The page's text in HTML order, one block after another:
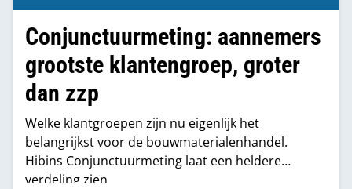
Conjunctuurmeting: aannemers
grootste klantengroep, groter
dan zzp
Welke klantgroepen zijn nu eigenlijk het
belangrijkst voor de bouwmaterialenhandel.
Hibins Conjunctuurmeting laat een heldere
verdeling zien.